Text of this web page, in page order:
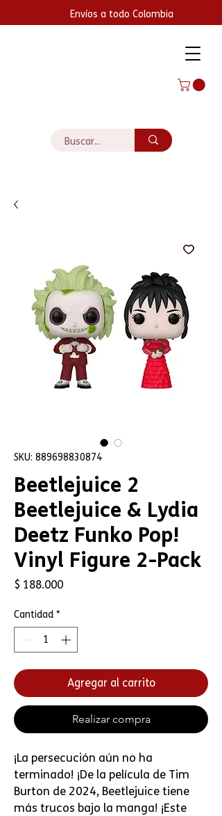
Envíos a todo Colombia
SKU: 889698830874
Beetlejuice 2
Beetlejuice & Lydia
Deetz Funko Pop!
Vinyl Figure 2-Pack
$ 188.000Precio
Cantidad *
Agregar al carrito
Realizar compra
¡La persecución aún no ha
terminado! ¡De la película de Tim
Burton de 2024, Beetlejuice tiene
más trucos bajo la manga! ¡Este